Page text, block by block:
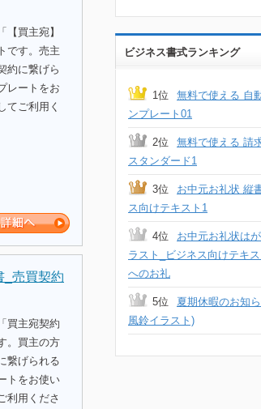
買主宛】
です。売主
約に繋げら
レートをお
てご利用く
_売買契約
買主宛契約
。買主の方
繋げられる
トをお使い
利用くださ
ビジネス書式ランキング
1位
無料で使える 自
ンプレート01
2位
無料で使える 請
スタンダード1
3位
お中元お礼状 縦
ス向けテキスト1
4位
お中元お礼状は
ラスト_ビジネス向けテキ
へのお礼
5位
夏期休暇のお知
風鈴イラスト)